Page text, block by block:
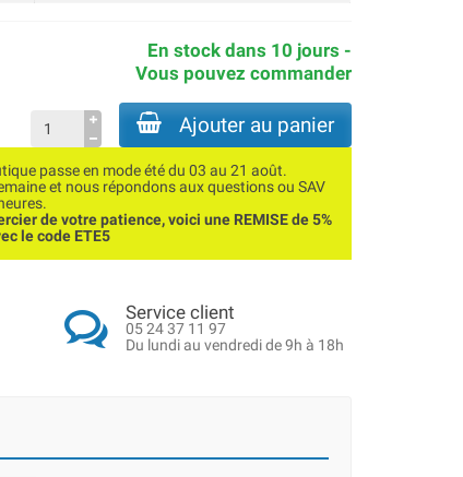
En stock dans 10 jours -
Vous pouvez commander
Ajouter au panier
passe en mode été du 03 au 21 août.
et nous répondons aux questions ou SAV
de votre patience, voici une REMISE de 5%
le code ETE5
Service client
05 24 37 11 97
Du lundi au vendredi de 9h à 18h